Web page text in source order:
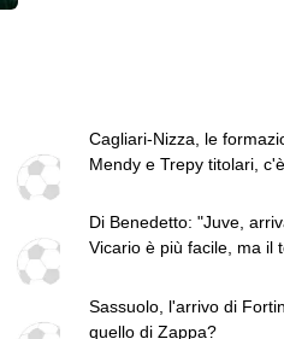
Cagliari-Nizza, le
Mendy e Trepy titolari,
Di Benedetto: "Juve,
Vicario è più facile, ma il
Sassuolo, l'arrivo di
quello di Zappa?